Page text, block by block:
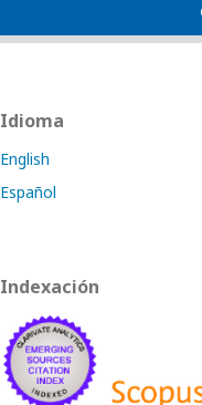
Idioma
English
Español
Indexación